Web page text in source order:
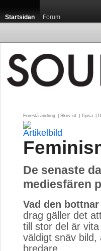
Startsidan Forum
Föreslå ändring Skriv ut Tipsa
De senaste
mediesfären
Vad den bottnar
drag gäller det
till stor del är
väldigt snäv
bredare.